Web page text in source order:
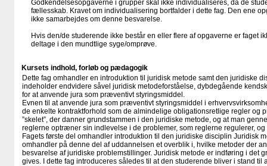
Godkendelsesopgaverne i grupper skal ikke individualiseres, da de
fællesskab. Kravet om individualisering bortfalder i dette fag. Den ene
ikke samarbejdes om denne besvarelse.
Hvis den/de studerende ikke består en eller flere af opgaverne er faget
deltage i den mundtlige syge/omprøve.
Kursets indhold, forløb og pædagogik
Dette fag omhandler en introduktion til juridisk metode samt den juridiske
indeholder endvidere såvel juridisk metodeforståelse, dybdegående
for at anvende jura som præventivt styringsmiddel.
Evnen til at anvende jura som præventivt styringsmiddel i
de enkelte kontraktforhold som de almindelige obligationsretlige regler og
”skelet”, der danner grundstammen i den juridiske metode, og at man
reglerne optræner sin indlevelse i de problemer, som reglerne regulerer,
Fagets første del omhandler introduktion til den juridiske disciplin Juridisk
omhandler på denne del af uddannelsen et overblik i, hvilke metoder der
besvarelse af juridiske problemstillinger. Juridisk metode er indføring i det
gives. I dette fag introduceres således til at den studerende bliver i stand til